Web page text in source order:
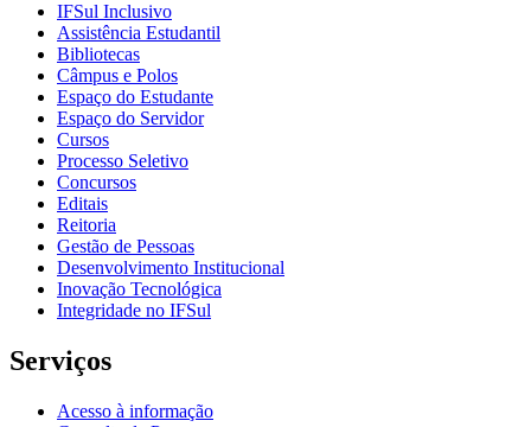
IFSul Inclusivo
Assistência Estudantil
Bibliotecas
Câmpus e Polos
Espaço do Estudante
Espaço do Servidor
Cursos
Processo Seletivo
Concursos
Editais
Reitoria
Gestão de Pessoas
Desenvolvimento Institucional
Inovação Tecnológica
Integridade no IFSul
Serviços
Acesso à informação